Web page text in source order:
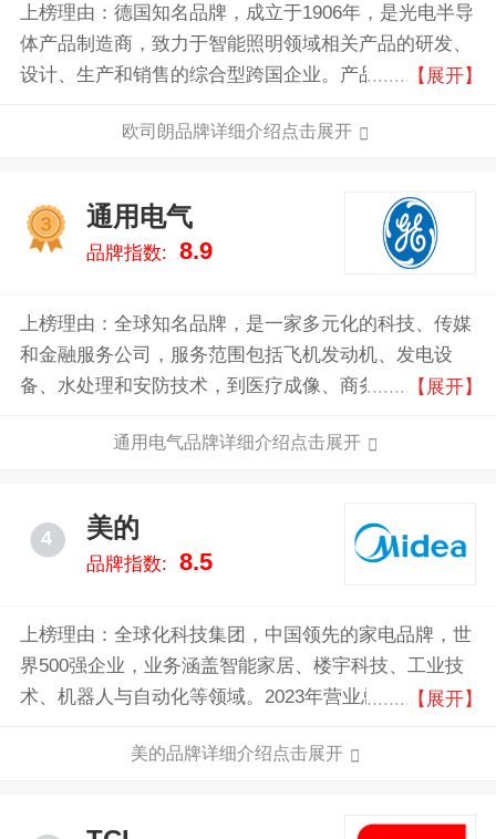
上榜理由：德国知名品牌，成立于1906年，是光电半导
体产品制造商，致力于智能照明领域相关产品的研发、
设计、生产和销售的综合型跨国企业。产品主要基于半
和城市中的智慧互联照明解决方案。欧司朗公司在法兰
【展开】
欧司朗品牌详细介绍点击展开
通用电气
品牌指数: 8.9
上榜理由：全球知名品牌，是一家多元化的科技、传媒
和金融服务公司，服务范围包括飞机发动机、发电设
备、水处理和安防技术，到医疗成像、商务和消费者融
【展开】
通用电气品牌详细介绍点击展开
4 美的
品牌指数: 8.5
上榜理由：全球化科技集团，中国领先的家电品牌，世
界500强企业，业务涵盖智能家居、楼宇科技、工业技
术、机器人与自动化等领域。2023年营业总收入达到
于通过科技创新提升全球用户的生活品质。
【展开】
美的品牌详细介绍点击展开